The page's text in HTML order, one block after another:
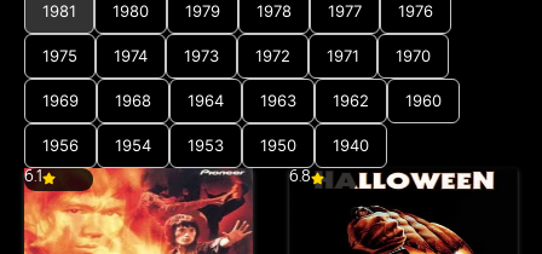
1981 1980 1979 1978 1977 1976
1975 1974 1973 1972 1971 1970
1969 1968 1964 1963 1962 1960
1956 1954 1953 1950 1940
6.1 6.8